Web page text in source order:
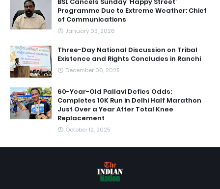
Programme Due to Extreme Weather: Chief
of Communications
January 03, 2026
Three-Day National Discussion on Tribal
Existence and Rights Concludes in Ranchi
December 06, 2025
60-Year-Old Pallavi Defies Odds:
Completes 10K Run in Delhi Half Marathon
Just Over a Year After Total Knee
Replacement
October 12, 2025